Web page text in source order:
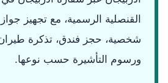
القنصلية الرسمية، مع تجهيز
شخصية، حجز فندق، تذكرة
ورسوم التأشيرة حسب نوعها.